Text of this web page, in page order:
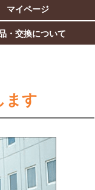
マイページ
・交換について
ます